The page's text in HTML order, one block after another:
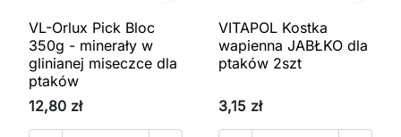
VL-Orlux Pick Bloc
350g - minerały w
glinianej miseczce dla
ptaków
12,80 zł
VITAPOL Kostka
wapienna JABŁKO dla
ptaków 2szt
3,15 zł